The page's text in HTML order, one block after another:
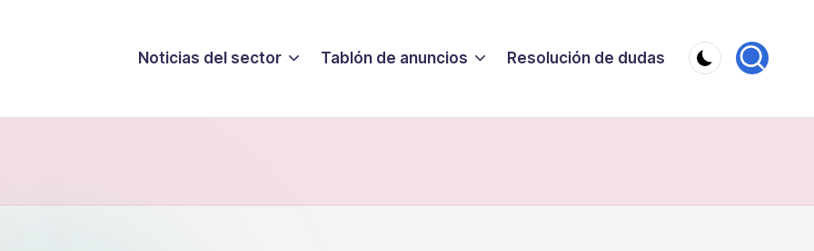
Noticias del sector Tablón de anuncios Resolución de dudas